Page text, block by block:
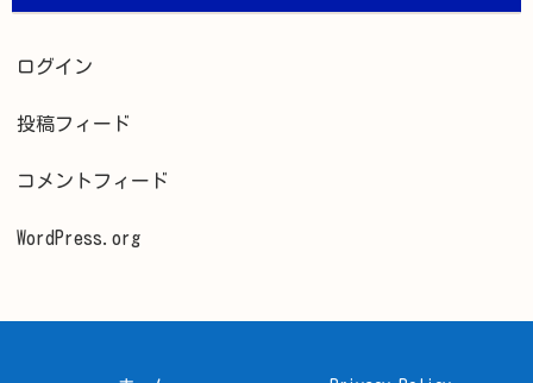
ログイン
投稿フィード
コメントフィード
WordPress.org